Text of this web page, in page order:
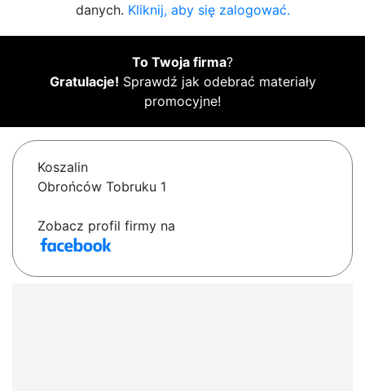
danych. Kliknij, aby się zalogować.
To Twoja firma?
Gratulacje! Sprawdź jak odebrać materiały
promocyjne!
Koszalin
Obrońców Tobruku 1
Zobacz profil firmy na